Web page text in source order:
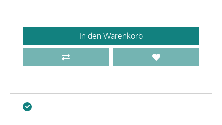
In den Warenkorb